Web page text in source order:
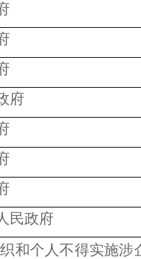
府
民政府
和个人不得实施